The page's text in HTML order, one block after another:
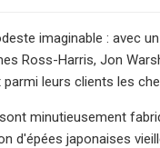
imaginable : avec
Ross-Harris, Jon
leurs clients les
minutieusement
d'épées japonaises